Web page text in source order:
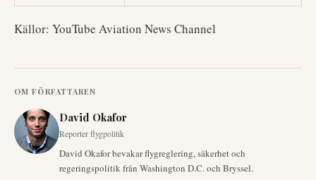
Källor: YouTube Aviation News Channel
OM FÖRFATTAREN
David Okafor
Reporter flygpolitik
David Okafor bevakar flygreglering, säkerhet och
regeringspolitik från Washington D.C. och Bryssel.